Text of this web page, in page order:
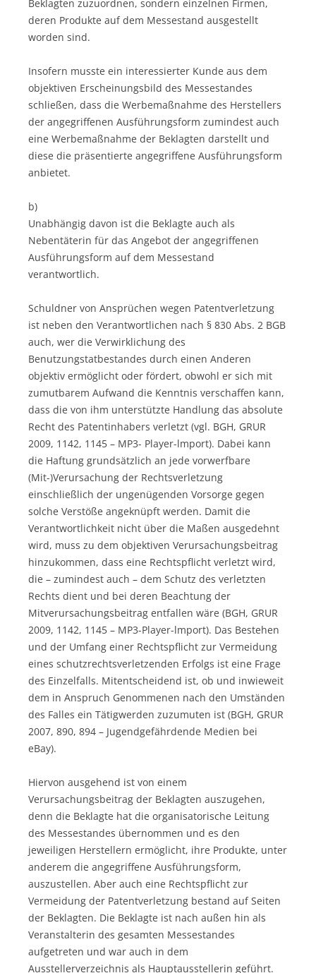
Beklagten zuzuordnen, sondern einzelnen Firmen,
deren Produkte auf dem Messestand ausgestellt
worden sind.
Insofern musste ein interessierter Kunde aus dem
objektiven Erscheinungsbild des Messestandes
schließen, dass die Werbemaßnahme des Herstellers
der angegriffenen Ausführungsform zumindest auch
eine Werbemaßnahme der Beklagten darstellt und
diese die präsentierte angegriffene Ausführungsform
anbietet.
b)
Unabhängig davon ist die Beklagte auch als
Nebentäterin für das Angebot der angegriffenen
Ausführungsform auf dem Messestand
verantwortlich.
Schuldner von Ansprüchen wegen Patentverletzung
ist neben den Verantwortlichen nach § 830 Abs. 2 BGB
auch, wer die Verwirklichung des
Benutzungstatbestandes durch einen Anderen
objektiv ermöglicht oder fördert, obwohl er sich mit
zumutbarem Aufwand die Kenntnis verschaffen kann,
dass die von ihm unterstützte Handlung das absolute
Recht des Patentinhabers verletzt (vgl. BGH, GRUR
2009, 1142, 1145 – MP3- Player-lmport). Dabei kann
die Haftung grundsätzlich an jede vorwerfbare
(Mit-)Verursachung der Rechtsverletzung
einschließlich der ungenügenden Vorsorge gegen
solche Verstöße angeknüpft werden. Damit die
Verantwortlichkeit nicht über die Maßen ausgedehnt
wird, muss zu dem objektiven Verursachungsbeitrag
hinzukommen, dass eine Rechtspflicht verletzt wird,
die – zumindest auch – dem Schutz des verletzten
Rechts dient und bei deren Beachtung der
Mitverursachungsbeitrag entfallen wäre (BGH, GRUR
2009, 1142, 1145 – MP3-Player-lmport). Das Bestehen
und der Umfang einer Rechtspflicht zur Vermeidung
eines schutzrechtsverletzenden Erfolgs ist eine Frage
des Einzelfalls. Mitentscheidend ist, ob und inwieweit
dem in Anspruch Genommenen nach den Umständen
des Falles ein Tätigwerden zuzumuten ist (BGH, GRUR
2007, 890, 894 – Jugendgefährdende Medien bei
eBay).
Hiervon ausgehend ist von einem
Verursachungsbeitrag der Beklagten auszugehen,
denn die Beklagte hat die organisatorische Leitung
des Messestandes übernommen und es den
jeweiligen Herstellern ermöglicht, ihre Produkte, unter
anderem die angegriffene Ausführungsform,
auszustellen. Aber auch eine Rechtspflicht zur
Vermeidung der Patentverletzung bestand auf Seiten
der Beklagten. Die Beklagte ist nach außen hin als
Veranstalterin des gesamten Messestandes
aufgetreten und war auch in dem
Ausstellerverzeichnis als Hauptausstellerin geführt.